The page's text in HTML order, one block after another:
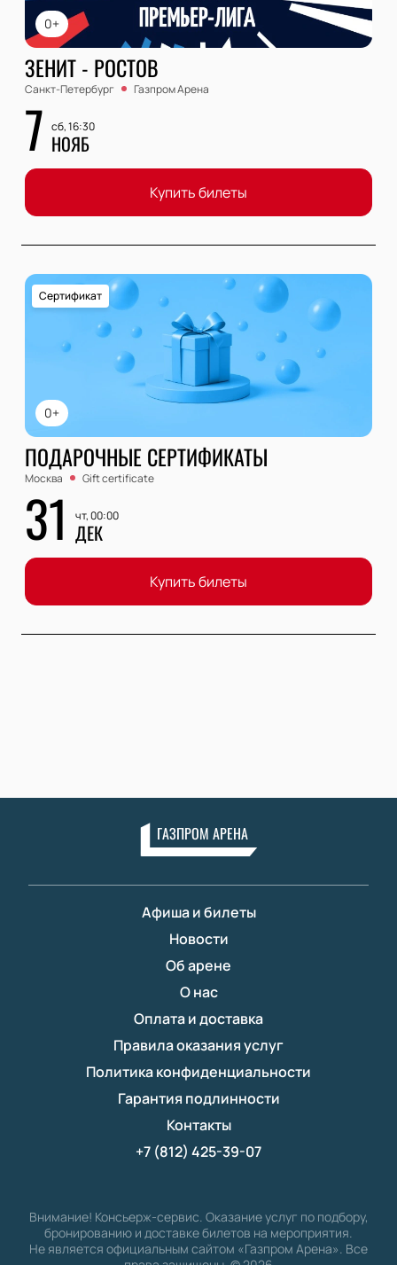
0+
ЗЕНИТ - РОСТОВ
Санкт-Петербург Газпром Арена
7 сб, 16:30
НОЯБ
Купить билеты
0+
Сертификат
ПОДАРОЧНЫЕ СЕРТИФИКАТЫ
Москва Gift certificate
31 чт, 00:00
ДЕК
Купить билеты
ГАЗПРОМ АРЕНА
Афиша и билеты
Новости
Об арене
О нас
Оплата и доставка
Правила оказания услуг
Политика конфиденциальности
Гарантия подлинности
Контакты
+7 (812) 425-39-07
Внимание! Консьерж-сервис. Оказание услуг по подбору,
бронированию и доставке билетов на мероприятия.
Не является официальным сайтом «Газпром Арена». Все